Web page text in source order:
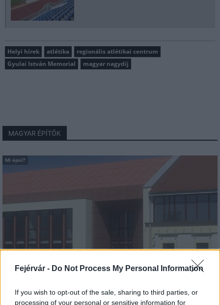
Fejérvár - Do Not Process My Personal Information
If you wish to opt-out of the sale, sharing to third parties, or
processing of your personal or sensitive information for
Helyi hírek atlétika
regionális atlétikai centrum
Gyulai István Memorial
magyar nagydíj
MAGYAR ÉPÍTŐK
Mi épül?
Hódmezővásárhely iskolaépítés FERROÉP Zrt. oktatási beruházás